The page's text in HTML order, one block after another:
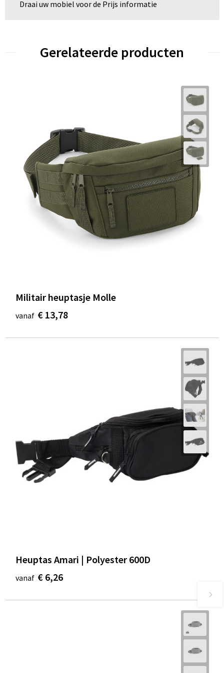
Draai uw mobiel voor de Prijs informatie
Gerelateerde producten
Militair heuptasje Molle
vanaf € 13,78
Heuptas Amari | Polyester 600D
vanaf € 6,26